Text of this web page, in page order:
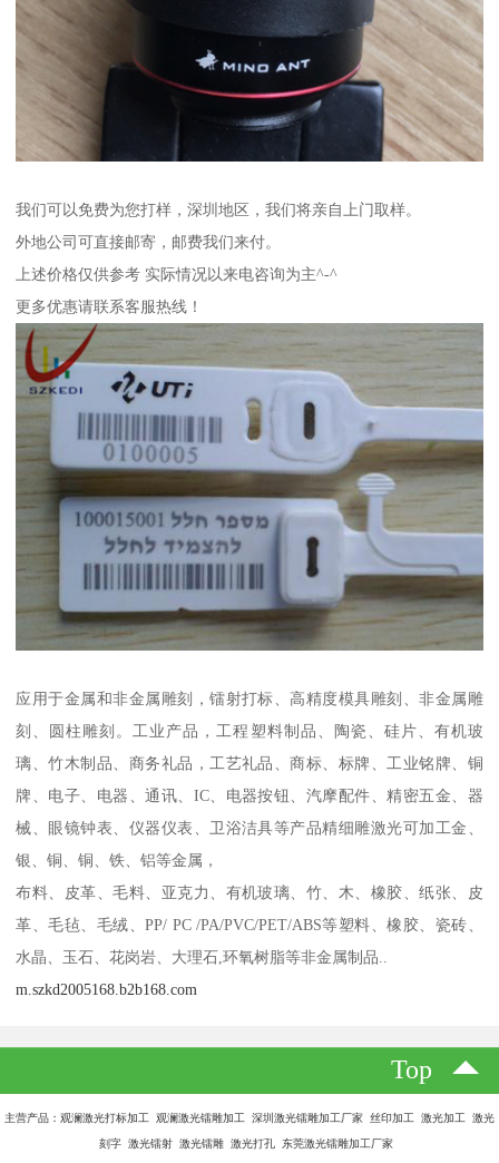
我们可以免费为您打样，深圳地区，我们将亲自上门取样。
外地公司可直接邮寄，邮费我们来付。
上述价格仅供参考 实际情况以来电咨询为主^-^
更多优惠请联系客服热线！
应用于金属和非金属雕刻，镭射打标、高精度模具雕刻、非金属雕
刻、圆柱雕刻。工业产品，工程塑料制品、陶瓷、硅片、有机玻
璃、竹木制品、商务礼品，工艺礼品、商标、标牌、工业铭牌、铜
牌、电子、电器、通讯、IC、电器按钮、汽摩配件、精密五金、器
械、眼镜钟表、仪器仪表、卫浴洁具等产品精细雕激光可加工金、
银、铜、铜、铁、铝等金属，
布料、皮革、毛料、亚克力、有机玻璃、竹、木、橡胶、纸张、皮
革、毛毡、毛绒、PP/ PC /PA/PVC/PET/ABS等塑料、橡胶、瓷砖、
水晶、玉石、花岗岩、大理石,环氧树脂等非金属制品..
m.szkd2005168.b2b168.com
Top
主营产品：观澜激光打标加工 观澜激光镭雕加工 深圳激光镭雕加工厂家 丝印加工 激光加工 激光
刻字 激光镭射 激光镭雕 激光打孔 东莞激光镭雕加工厂家